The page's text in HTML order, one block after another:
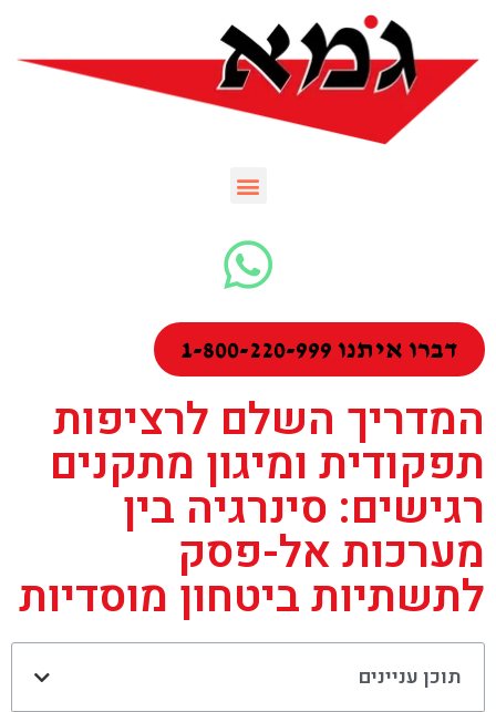
דברו איתנו 1-800-220-999
המדריך השלם לרציפות
תפקודית ומיגון מתקנים
רגישים: סינרגיה בין
מערכות אל-פסק
לתשתיות ביטחון מוסדיות
תוכן עניינים